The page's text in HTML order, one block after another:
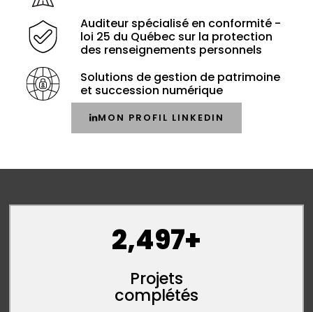
Auditeur spécialisé en conformité -
loi 25 du Québec sur la protection
des renseignements personnels
Solutions de gestion de patrimoine
et succession numérique
MON PROFIL LINKEDIN
2,497+
Projets
complétés